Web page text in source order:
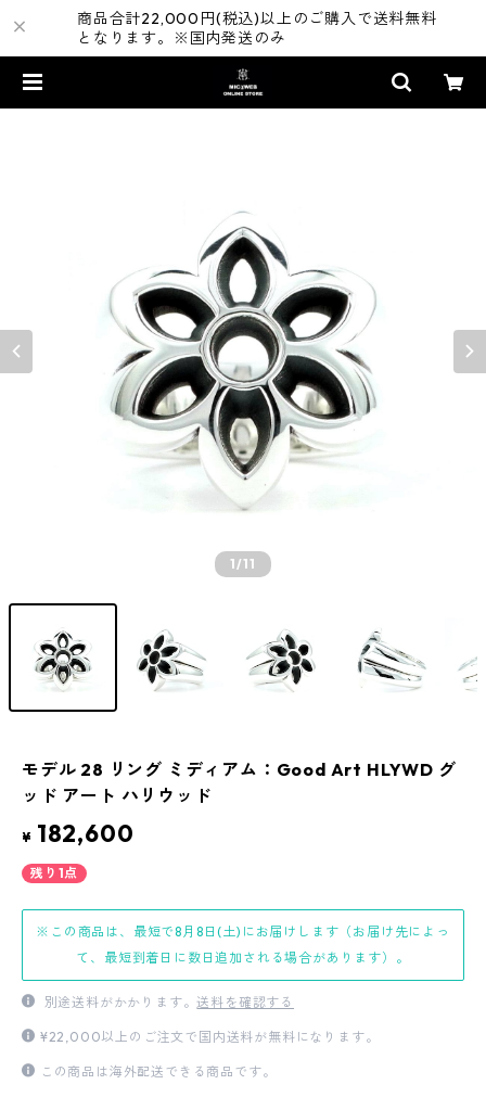
商品合計22,000円(税込)以上のご購入で送料無料
となります。※国内発送のみ
1/11
モデル 28 リング ミディアム：Good Art HLYWD グ
ッド アート ハリウッド
¥ 182,600
残り1点
※この商品は、最短で8月8日(土)にお届けします（お届け先によっ
て、最短到着日に数日追加される場合があります）。
別途送料がかかります。送料を確認する
¥22,000以上のご注文で国内送料が無料になります。
この商品は海外配送できる商品です。